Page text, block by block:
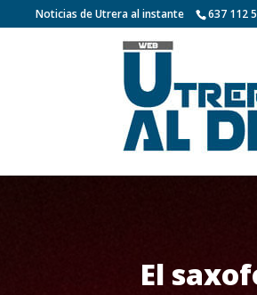
Noticias de Utrera al instante 637 112
El